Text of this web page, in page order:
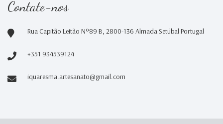
Contate-nos
Rua Capitão Leitão Nº89 B, 2800-136 Almada Setúbal Portugal
+351 934539124
iquaresma.artesanato@gmail.com